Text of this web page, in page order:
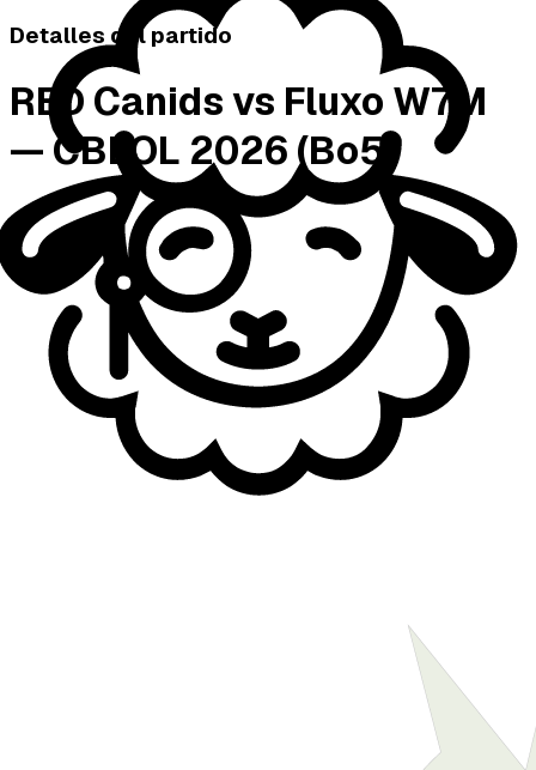
Detalles del partido
RED Canids vs Fluxo W7M
— CBLOL 2026 (Bo5)